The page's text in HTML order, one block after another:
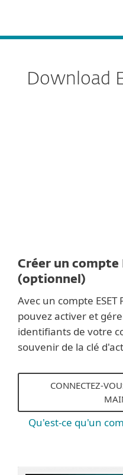
Download
Créer un compte
(optionnel)
Avec un compte ESET
pouvez activer et
identifiants de votre
souvenir de la clé
CONNECTEZ-
Qu'est-ce qu'un